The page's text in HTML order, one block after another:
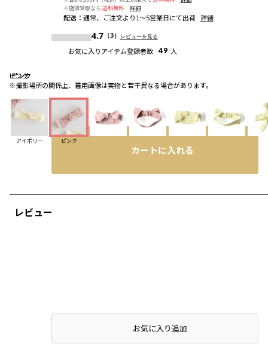
ピンク
※撮影場所の関係上、着用画像は実物と若干異なる場合があります。
ピンク
ピンク
アイボリー ピンク
レビュー
※店頭受取なら 送料無料 詳細
配送： 通常、ご注文より1～5営業日にて出荷 詳細
4.7（3） レビューを見る
お気に入りアイテム登録者数 49 人
カートに入れる
店頭在庫を確認するお気に入り追加